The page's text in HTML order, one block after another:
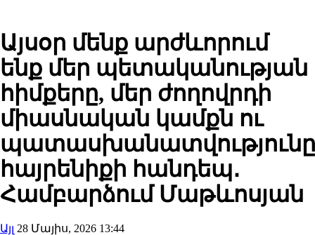
Այսօր մենք արժևորում
ենք մեր պետականության
հիմքերը, մեր ժողովրդի
միասնական կամքն ու
պատասխանատվությունը
հայրենիքի հանդեպ․
Համբարձում Մաթևոսյան
Այլ 28 Մայիս, 2026 13:44